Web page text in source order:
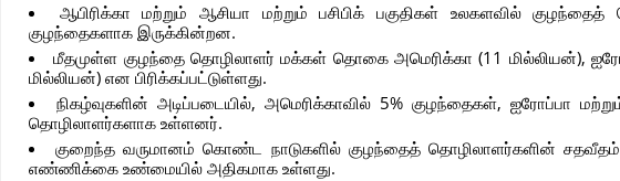
ஆபிரிக்கா மற்றும் ஆசியா மற்றும் பசிபிக் பகுதிகள் உலகளவில்
குழந்தைகளாக இருக்கின்றன.
மீதமுள்ள குழந்தை தொழிலாளர் மக்கள் தொகை அமெரிக்கா (11 மில்லியன்),
மில்லியன்) என பிரிக்கப்பட்டுள்ளது.
நிகழ்வுகளின் அடிப்படையில், அமெரிக்காவில் 5% குழந்தைகள், ஐரோப்பா
தொழிலாளர்களாக உள்ளனர்.
குறைந்த வருமானம் கொண்ட நாடுகளில் குழந்தைத் தொழிலாளர்களின் சதவீதம்
எண்ணிக்கை உண்மையில் அதிகமாக உள்ளது.